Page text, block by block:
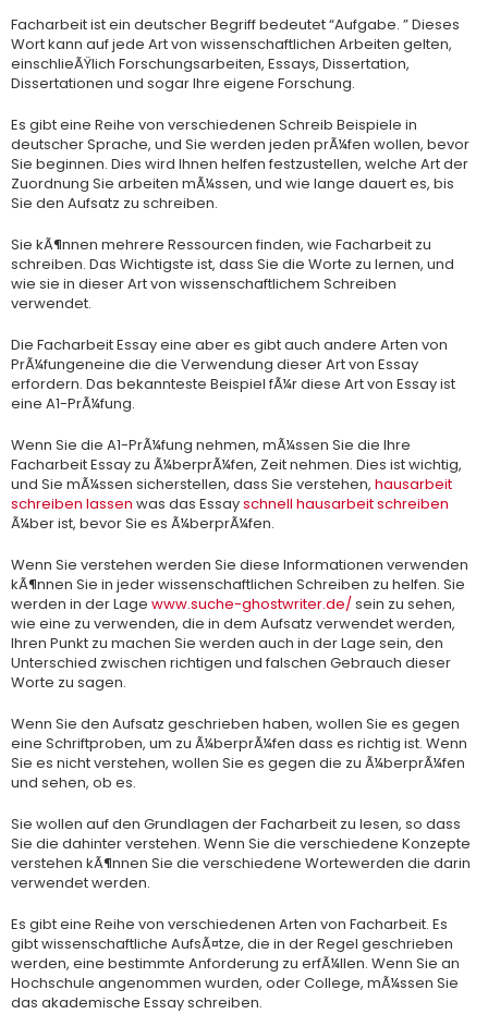
Facharbeit ist ein deutscher Begriff bedeutet “Aufgabe. ” Dieses
Wort kann auf jede Art von wissenschaftlichen Arbeiten gelten,
einschlieÃŸlich Forschungsarbeiten, Essays, Dissertation,
Dissertationen und sogar Ihre eigene Forschung.
Es gibt eine Reihe von verschiedenen Schreib Beispiele in
deutscher Sprache, und Sie werden jeden prÃ¼fen wollen, bevor
Sie beginnen. Dies wird Ihnen helfen festzustellen, welche Art der
Zuordnung Sie arbeiten mÃ¼ssen, und wie lange dauert es, bis
Sie den Aufsatz zu schreiben.
Sie kÃ¶nnen mehrere Ressourcen finden, wie Facharbeit zu
schreiben. Das Wichtigste ist, dass Sie die Worte zu lernen, und
wie sie in dieser Art von wissenschaftlichem Schreiben
verwendet.
Die Facharbeit Essay eine aber es gibt auch andere Arten von
PrÃ¼fungeneine die die Verwendung dieser Art von Essay
erfordern. Das bekannteste Beispiel fÃ¼r diese Art von Essay ist
eine A1-PrÃ¼fung.
Wenn Sie die A1-PrÃ¼fung nehmen, mÃ¼ssen Sie die Ihre
Facharbeit Essay zu Ã¼berprÃ¼fen, Zeit nehmen. Dies ist wichtig,
und Sie mÃ¼ssen sicherstellen, dass Sie verstehen, hausarbeit
schreiben lassen was das Essayschnell hausarbeit schreiben
Ã¼ber ist, bevor Sie es Ã¼berprÃ¼fen.
Wenn Sie verstehen werden Sie diese Informationen verwenden
kÃ¶nnen Sie in jeder wissenschaftlichen Schreiben zu helfen. Sie
werden in der Lage www.suche-ghostwriter.de/sein zu sehen,
wie eine zu verwenden, die in dem Aufsatz verwendet werden,
Ihren Punkt zu machen Sie werden auch in der Lage sein, den
Unterschied zwischen richtigen und falschen Gebrauch dieser
Worte zu sagen.
Wenn Sie den Aufsatz geschrieben haben, wollen Sie es gegen
eine Schriftproben, um zu Ã¼berprÃ¼fen dass es richtig ist. Wenn
Sie es nicht verstehen, wollen Sie es gegen die zu Ã¼berprÃ¼fen
und sehen, ob es.
Sie wollen auf den Grundlagen der Facharbeit zu lesen, so dass
Sie die dahinter verstehen. Wenn Sie die verschiedene Konzepte
verstehen kÃ¶nnen Sie die verschiedene Wortewerden die darin
verwendet werden.
Es gibt eine Reihe von verschiedenen Arten von Facharbeit. Es
gibt wissenschaftliche AufsÃ¤tze, die in der Regel geschrieben
werden, eine bestimmte Anforderung zu erfÃ¼llen. Wenn Sie an
Hochschule angenommen wurden, oder College, mÃ¼ssen Sie
das akademische Essay schreiben.